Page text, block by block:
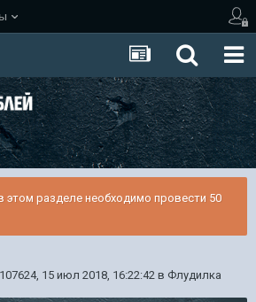
этом разделе необходимо провести 50
, 15 июл 2018, 16:22:42 в Флудилка